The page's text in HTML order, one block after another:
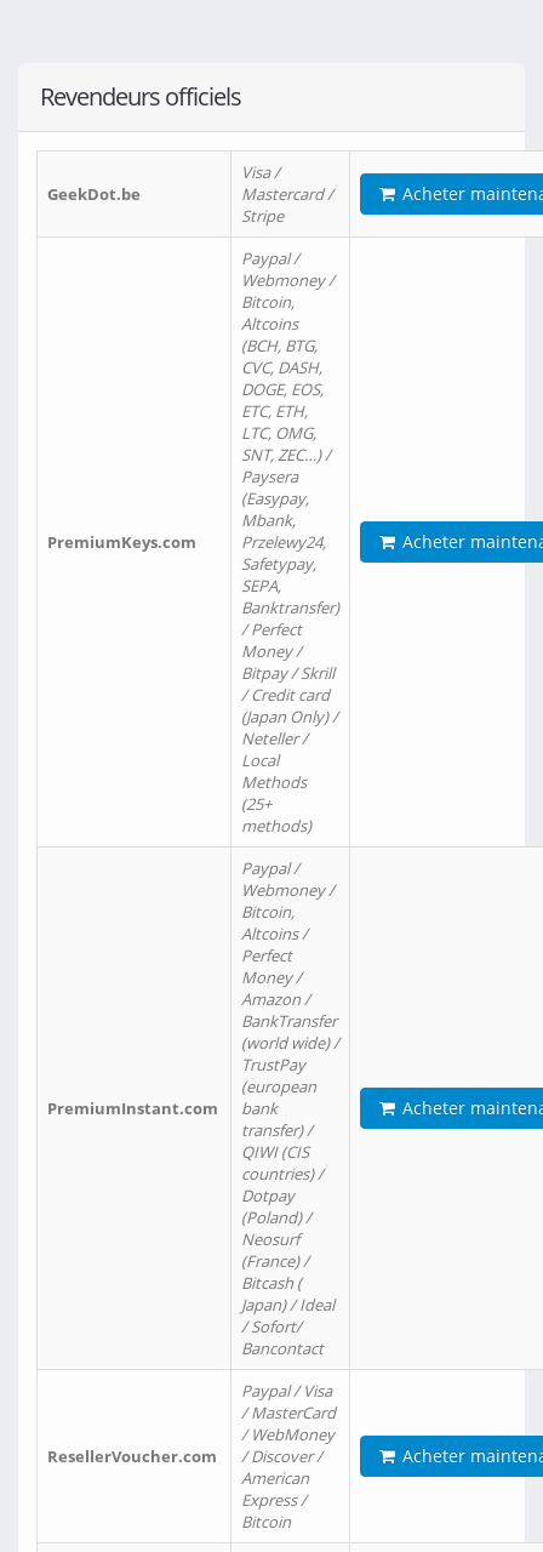
Revendeurs officiels
GeekDot.be
Visa /
Mastercard /
Stripe
Acheter
PremiumKeys.com
Paypal /
Webmoney /
Bitcoin,
Altcoins
(BCH, BTG,
CVC, DASH,
DOGE, EOS,
ETC, ETH,
LTC, OMG,
SNT, ZEC…) /
Paysera
(Easypay,
Mbank,
Przelewy24,
Safetypay,
SEPA,
Banktransfer)
/ Perfect
Money /
Bitpay / Skrill
/ Credit card
(Japan Only) /
Neteller /
Local
Methods
(25+
methods)
Acheter
PremiumInstant.com
Paypal /
Webmoney /
Bitcoin,
Altcoins /
Perfect
Money /
Amazon /
BankTransfer
(world wide) /
TrustPay
(european
bank
transfer) /
QIWI (CIS
countries) /
Dotpay
(Poland) /
Neosurf
(France) /
Bitcash (
Japan) / Ideal
/ Sofort/
Bancontact
Acheter
ResellerVoucher.com
Paypal / Visa
/ MasterCard
/ WebMoney
/ Discover /
American
Express /
Bitcoin
Acheter